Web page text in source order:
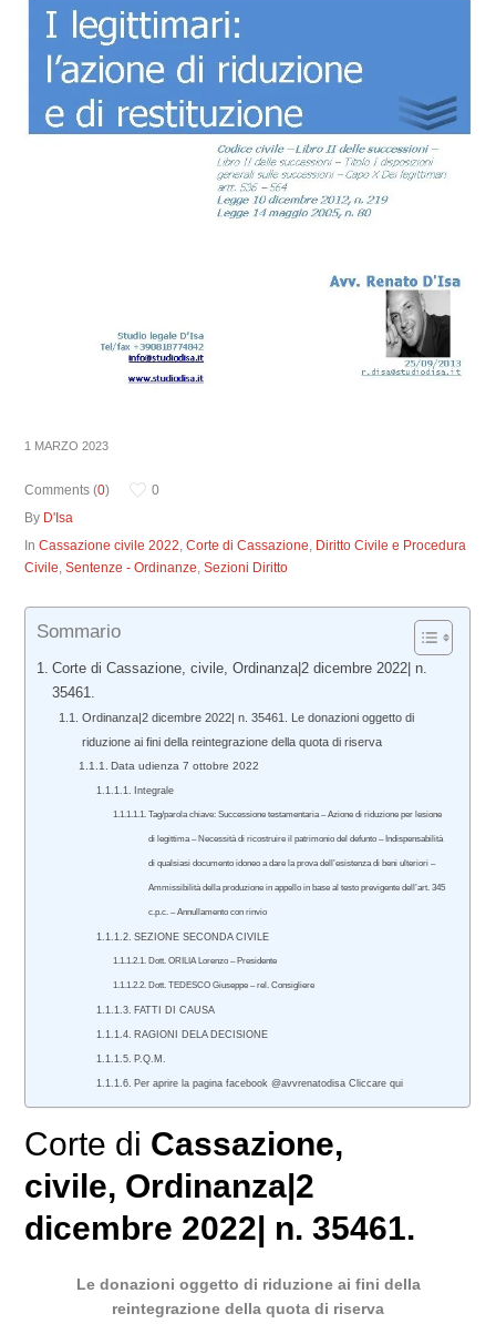
1 MARZO 2023
Comments (0)
0
By D'Isa
InCassazione civile 2022,Corte di Cassazione, Diritto Civile e Procedura
Civile,Sentenze - Ordinanze,Sezioni Diritto
Sommario
Corte di Cassazione, civile, Ordinanza|2 dicembre 2022| n.
35461.
Ordinanza|2 dicembre 2022| n. 35461. Le donazioni oggetto di
riduzione ai fini della reintegrazione della quota di riserva
Data udienza 7 ottobre 2022
Integrale
Tag/parola chiave: Successione testamentaria – Azione di riduzione per lesione
di legittima – Necessità di ricostruire il patrimonio del defunto – Indispensabilità
di qualsiasi documento idoneo a dare la prova dell’esistenza di beni ulteriori –
Ammissibilità della produzione in appello in base al testo previgente dell’art. 345
c.p.c. – Annullamento con rinvio
SEZIONE SECONDA CIVILE
Dott. ORILIA Lorenzo – Presidente
Dott. TEDESCO Giuseppe – rel. Consigliere
FATTI DI CAUSA
RAGIONI DELA DECISIONE
P.Q.M.
Per aprire la pagina facebook @avvrenatodisa Cliccare qui
Corte di Cassazione,
civile, Ordinanza|2
dicembre 2022| n. 35461.
Le donazioni oggetto di riduzione ai fini della
reintegrazione della quota di riserva